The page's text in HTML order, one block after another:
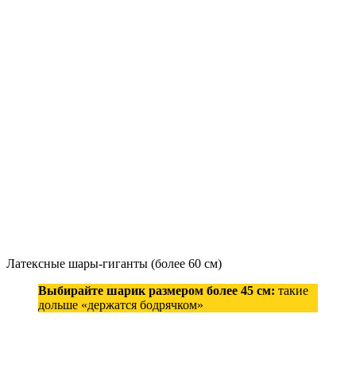
Латексные шары-гиганты (более 60 см)
Выбирайте шарик размером более 45 см: такие
дольше «держатся бодрячком»